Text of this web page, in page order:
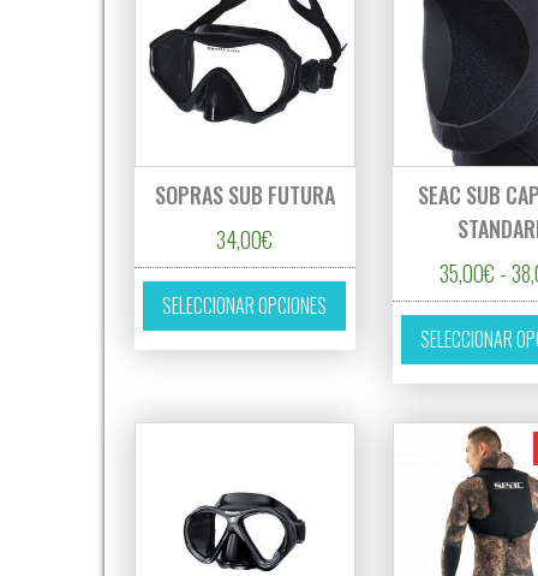
SOPRAS SUB FUTURA
34,00€
SELECCIONAR OPCIONES
Este producto tiene
SEAC SUB
35,00€ -
SELECCIONAR